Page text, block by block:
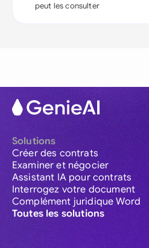
peut les consulter
Solutions
Créer des contrats
Examiner et négocier
Assistant IA pour contrats
Interrogez votre document
Complément juridique Word
Toutes les solutions